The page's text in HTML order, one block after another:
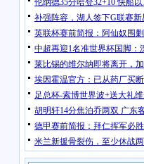
伦纳德35分哈登32+10 快船
补强阵容，湖人签下G联赛新
英联杯赛前简报：阿仙奴围
中超再迎1名准世界杯国脚：
莱比锡的维尔纳即将离开，
埃因霍温官方：已从药厂买
足总杯-索博世界波+送大礼
胡明轩14分焦泊乔两双 广东
德甲赛前简报：拜仁挥军必
米兰新援骨裂伤，至少休战